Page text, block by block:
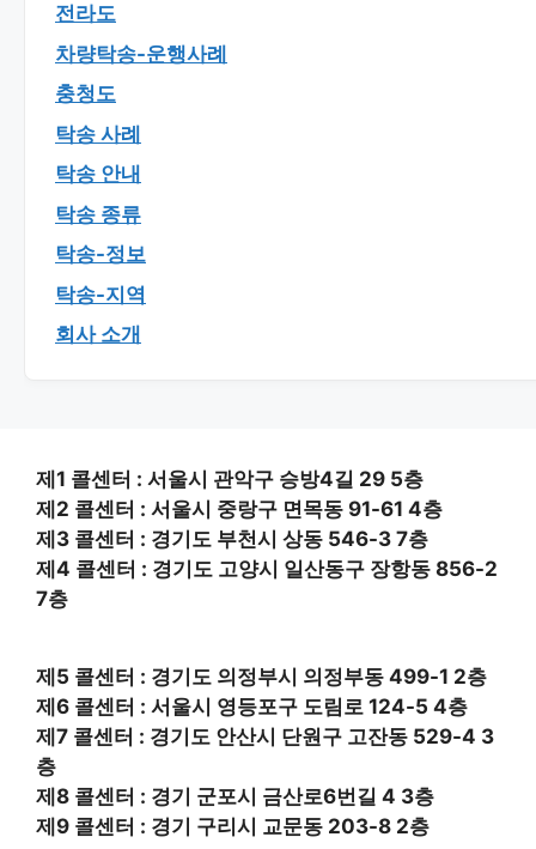
전라도
차량탁송-운행사례
충청도
탁송 사례
탁송 안내
탁송 종류
탁송-정보
탁송-지역
회사 소개
제1 콜센터 : 서울시 관악구 승방4길 29 5층
제2 콜센터 : 서울시 중랑구 면목동 91-61 4층
제3 콜센터 : 경기도 부천시 상동 546-3 7층
제4 콜센터 : 경기도 고양시 일산동구 장항동 856-2
7층
제5 콜센터 : 경기도 의정부시 의정부동 499-1 2층
제6 콜센터 : 서울시 영등포구 도림로 124-5 4층
제7 콜센터 : 경기도 안산시 단원구 고잔동 529-4 3
층
제8 콜센터 : 경기 군포시 금산로6번길 4 3층
제9 콜센터 : 경기 구리시 교문동 203-8 2층